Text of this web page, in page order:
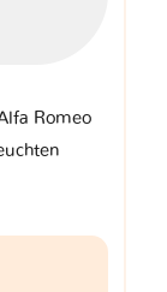
Romeo